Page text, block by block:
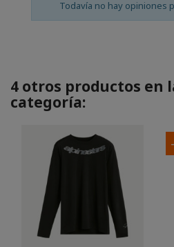
Todavía no hay opiniones
4 otros productos en
categoría: